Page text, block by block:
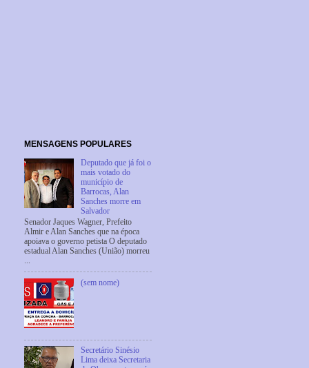
MENSAGENS POPULARES
Deputado que já foi o
mais votado do
município de
Barrocas, Alan
Sanches morre em
Salvador
Senador Jaques Wagner, Prefeito
Almir e Alan Sanches que na época
apoiava o governo petista O deputado
estadual Alan Sanches (União) morreu
...
(sem nome)
Secretário Sinésio
Lima deixa Secretaria